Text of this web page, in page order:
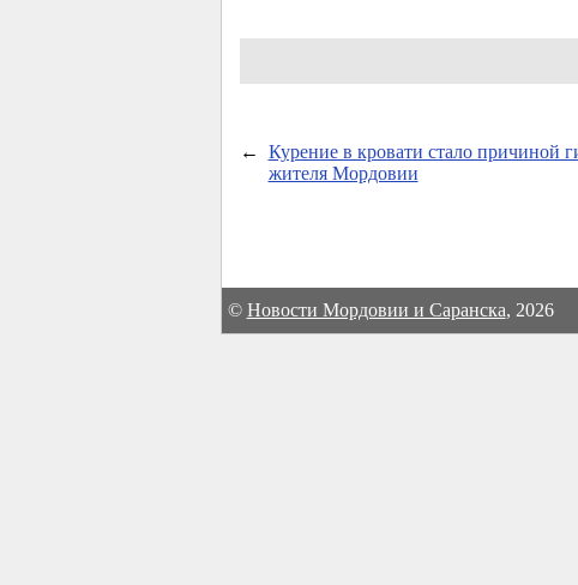
←
Курение в кровати стало причиной
жителя Мордовии
© Новости Мордовии и Саранска, 2026